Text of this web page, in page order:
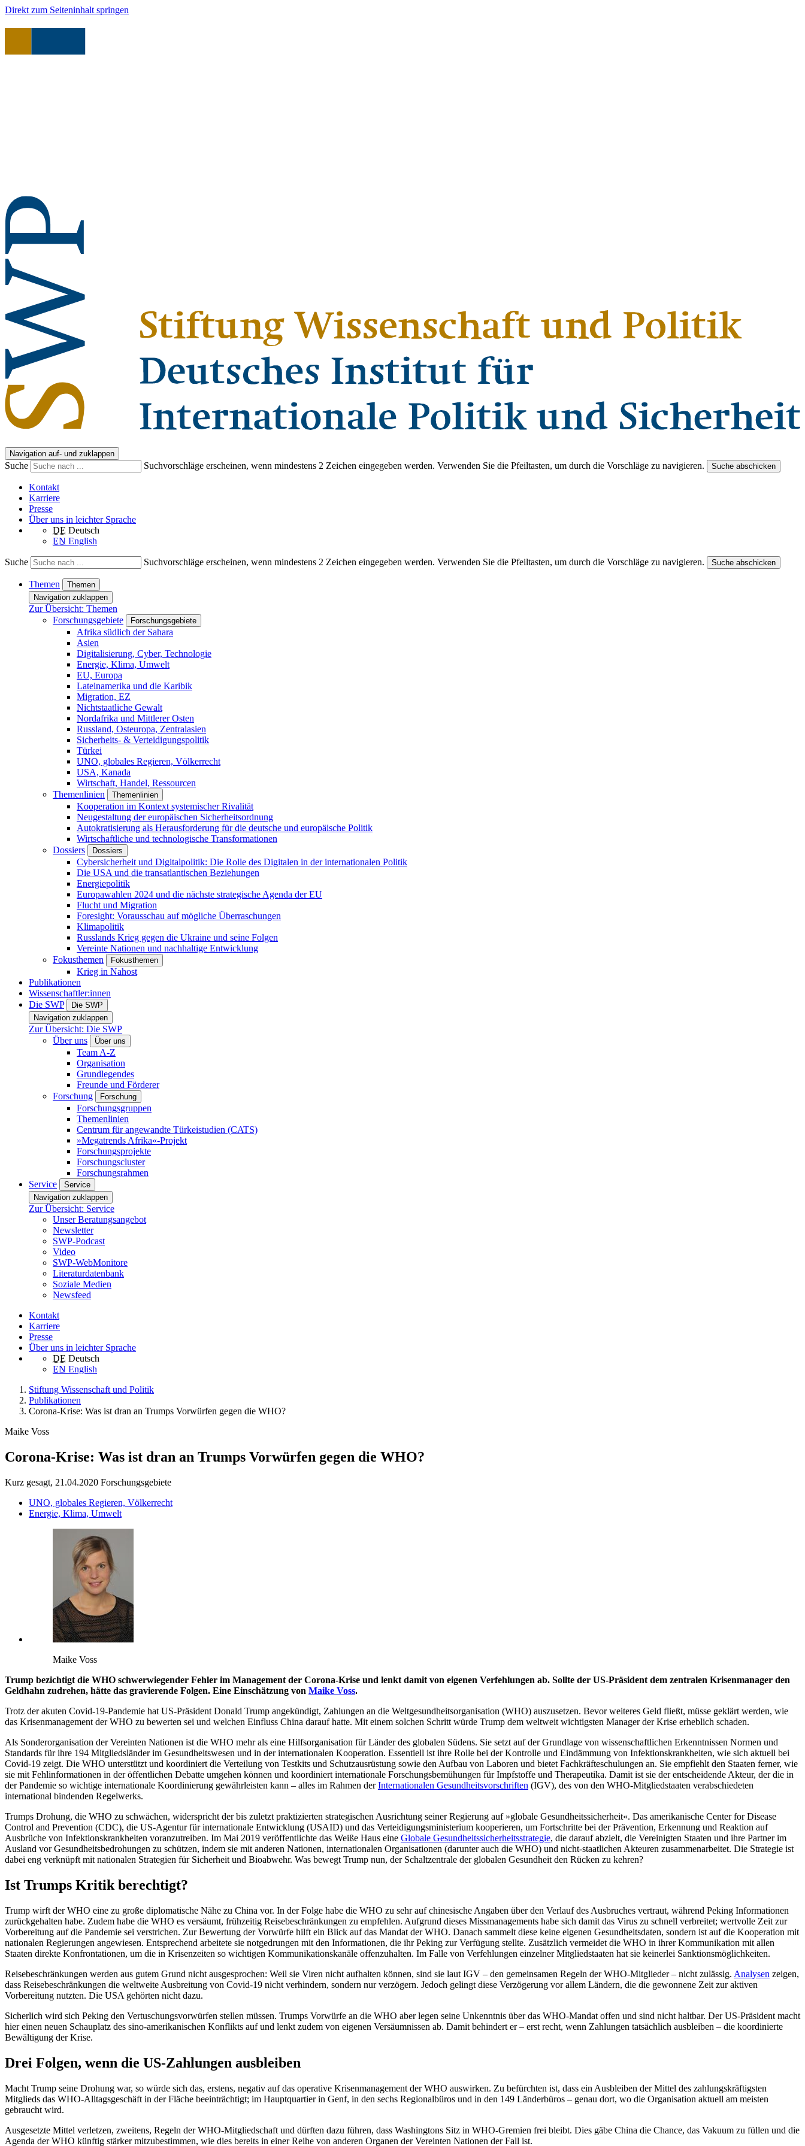
Direkt zum Seiteninhalt springen
Navigation auf- und zuklappen
Suche Suchvorschläge erscheinen, wenn mindestens 2 Zeichen eingegeben werden. Verwenden Sie die Pfeiltasten, um durch die Vorschläge zu navigieren. Suche abschicken
Kontakt
Karriere
Presse
Über uns in leichter Sprache
DE Deutsch
EN English
Suche Suchvorschläge erscheinen, wenn mindestens 2 Zeichen eingegeben werden. Verwenden Sie die Pfeiltasten, um durch die Vorschläge zu navigieren. Suche abschicken
Themen
Themen
Navigation zuklappen
Zur Übersicht: Themen
Forschungsgebiete
Forschungsgebiete
Afrika südlich der Sahara
Asien
Digitalisierung, Cyber, Technologie
Energie, Klima, Umwelt
EU, Europa
Lateinamerika und die Karibik
Migration, EZ
Nichtstaatliche Gewalt
Nordafrika und Mittlerer Osten
Russland, Osteuropa, Zentralasien
Sicherheits- & Verteidigungspolitik
Türkei
UNO, globales Regieren, Völkerrecht
USA, Kanada
Wirtschaft, Handel, Ressourcen
Themenlinien
Themenlinien
Kooperation im Kontext systemischer Rivalität
Neugestaltung der europäischen Sicherheitsordnung
Autokratisierung als Herausforderung für die deutsche und europäische Politik
Wirtschaftliche und technologische Transformationen
Dossiers
Dossiers
Cybersicherheit und Digitalpolitik: Die Rolle des Digitalen in der internationalen Politik
Die USA und die transatlantischen Beziehungen
Energiepolitik
Europawahlen 2024 und die nächste strategische Agenda der EU
Flucht und Migration
Foresight: Vorausschau auf mögliche Überraschungen
Klimapolitik
Russlands Krieg gegen die Ukraine und seine Folgen
Vereinte Nationen und nachhaltige Entwicklung
Fokusthemen
Fokusthemen
Krieg in Nahost
Publikationen
Wissenschaftler:innen
Die SWP
Die SWP
Navigation zuklappen
Zur Übersicht: Die SWP
Über uns
Über uns
Team A-Z
Organisation
Grundlegendes
Freunde und Förderer
Forschung
Forschung
Forschungsgruppen
Themenlinien
Centrum für angewandte Türkeistudien (CATS)
»Megatrends Afrika«-Projekt
Forschungsprojekte
Forschungscluster
Forschungsrahmen
Service
Service
Navigation zuklappen
Zur Übersicht: Service
Unser Beratungsangebot
Newsletter
SWP-Podcast
Video
SWP-WebMonitore
Literaturdatenbank
Soziale Medien
Newsfeed
Kontakt
Karriere
Presse
Über uns in leichter Sprache
DE Deutsch
EN English
Stiftung Wissenschaft und Politik
Publikationen
Corona-Krise: Was ist dran an Trumps Vorwürfen gegen die WHO?
Maike Voss
Corona-Krise: Was ist dran an Trumps Vorwürfen gegen die WHO?
Kurz gesagt, 21.04.2020 Forschungsgebiete
UNO, globales Regieren, Völkerrecht
Energie, Klima, Umwelt
Maike Voss
Trump bezichtigt die WHO schwerwiegender Fehler im Management der Corona-Krise und lenkt damit von eigenen Verfehlungen ab. Sollte der US-Präsident dem zentralen Krisenmanager den
Geldhahn zudrehen, hätte das gravierende Folgen. Eine Einschätzung von Maike Voss.
Trotz der akuten Covid-19-Pandemie hat US-Präsident Donald Trump angekündigt, Zahlungen an die Weltgesundheitsorganisation (WHO) auszusetzen. Bevor weiteres Geld fließt, müsse geklärt werden, wie
das Krisenmanagement der WHO zu bewerten sei und welchen Einfluss China darauf hatte. Mit einem solchen Schritt würde Trump dem weltweit wichtigsten Manager der Krise erheblich schaden.
Als Sonderorganisation der Vereinten Nationen ist die WHO mehr als eine Hilfsorganisation für Länder des globalen Südens. Sie setzt auf der Grundlage von wissenschaftlichen Erkenntnissen Normen und
Standards für ihre 194 Mitgliedsländer im Gesundheitswesen und in der internationalen Kooperation. Essentiell ist ihre Rolle bei der Kontrolle und Eindämmung von Infektionskrankheiten, wie sich aktuell bei
Covid-19 zeigt. Die WHO unterstützt und koordiniert die Verteilung von Testkits und Schutzausrüstung sowie den Aufbau von Laboren und bietet Fachkräfteschulungen an. Sie empfiehlt den Staaten ferner, wie
sie mit Fehlinformationen in der öffentlichen Debatte umgehen können und koordiniert internationale Forschungsbemühungen für Impfstoffe und Therapeutika. Damit ist sie der entscheidende Akteur, der die in
der Pandemie so wichtige internationale Koordinierung gewährleisten kann – alles im Rahmen derInternationalen Gesundheitsvorschriften (IGV), des von den WHO-Mitgliedstaaten verabschiedeten
international bindenden Regelwerks.
Trumps Drohung, die WHO zu schwächen, widerspricht der bis zuletzt praktizierten strategischen Ausrichtung seiner Regierung auf »globale Gesundheitssicherheit«. Das amerikanische Center for Disease
Control and Prevention (CDC), die US-Agentur für internationale Entwicklung (USAID) und das Verteidigungsministerium kooperieren, um Fortschritte bei der Prävention, Erkennung und Reaktion auf
Ausbrüche von Infektionskrankheiten voranzutreiben. Im Mai 2019 veröffentlichte das Weiße Haus eine Globale Gesundheitssicherheitsstrategie, die darauf abzielt, die Vereinigten Staaten und ihre Partner im
Ausland vor Gesundheitsbedrohungen zu schützen, indem sie mit anderen Nationen, internationalen Organisationen (darunter auch die WHO) und nicht-staatlichen Akteuren zusammenarbeitet. Die Strategie ist
dabei eng verknüpft mit nationalen Strategien für Sicherheit und Bioabwehr. Was bewegt Trump nun, der Schaltzentrale der globalen Gesundheit den Rücken zu kehren?
Ist Trumps Kritik berechtigt?
Trump wirft der WHO eine zu große diplomatische Nähe zu China vor. In der Folge habe die WHO zu sehr auf chinesische Angaben über den Verlauf des Ausbruches vertraut, während Peking Informationen
zurückgehalten habe. Zudem habe die WHO es versäumt, frühzeitig Reisebeschränkungen zu empfehlen. Aufgrund dieses Missmanagements habe sich damit das Virus zu schnell verbreitet; wertvolle Zeit zur
Vorbereitung auf die Pandemie sei verstrichen. Zur Bewertung der Vorwürfe hilft ein Blick auf das Mandat der WHO. Danach sammelt diese keine eigenen Gesundheitsdaten, sondern ist auf die Kooperation mit
nationalen Regierungen angewiesen. Entsprechend arbeitete sie notgedrungen mit den Informationen, die ihr Peking zur Verfügung stellte. Zusätzlich vermeidet die WHO in ihrer Kommunikation mit allen
Staaten direkte Konfrontationen, um die in Krisenzeiten so wichtigen Kommunikationskanäle offenzuhalten. Im Falle von Verfehlungen einzelner Mitgliedstaaten hat sie keinerlei Sanktionsmöglichkeiten.
Reisebeschränkungen werden aus gutem Grund nicht ausgesprochen: Weil sie Viren nicht aufhalten können, sind sie laut IGV – den gemeinsamen Regeln der WHO-Mitglieder – nicht zulässig. Analysen zeigen,
dass Reisebeschränkungen die weltweite Ausbreitung von Covid-19 nicht verhindern, sondern nur verzögern. Jedoch gelingt diese Verzögerung vor allem Ländern, die die gewonnene Zeit zur aktiven
Vorbereitung nutzten. Die USA gehörten nicht dazu.
Sicherlich wird sich Peking den Vertuschungsvorwürfen stellen müssen. Trumps Vorwürfe an die WHO aber legen seine Unkenntnis über das WHO-Mandat offen und sind nicht haltbar. Der US-Präsident macht
hier einen neuen Schauplatz des sino-amerikanischen Konflikts auf und lenkt zudem von eigenen Versäumnissen ab. Damit behindert er – erst recht, wenn Zahlungen tatsächlich ausbleiben – die koordinierte
Bewältigung der Krise.
Drei Folgen, wenn die US-Zahlungen ausbleiben
Macht Trump seine Drohung war, so würde sich das, erstens, negativ auf das operative Krisenmanagement der WHO auswirken. Zu befürchten ist, dass ein Ausbleiben der Mittel des zahlungskräftigsten
Mitglieds das WHO-Alltagsgeschäft in der Fläche beeinträchtigt; im Hauptquartier in Genf, in den sechs Regionalbüros und in den 149 Länderbüros – genau dort, wo die Organisation aktuell am meisten
gebraucht wird.
Ausgesetzte Mittel verletzen, zweitens, Regeln der WHO-Mitgliedschaft und dürften dazu führen, dass Washingtons Sitz in WHO-Gremien frei bleibt. Dies gäbe China die Chance, das Vakuum zu füllen und die
Agenda der WHO künftig stärker mitzubestimmen, wie dies bereits in einer Reihe von anderen Organen der Vereinten Nationen der Fall ist.